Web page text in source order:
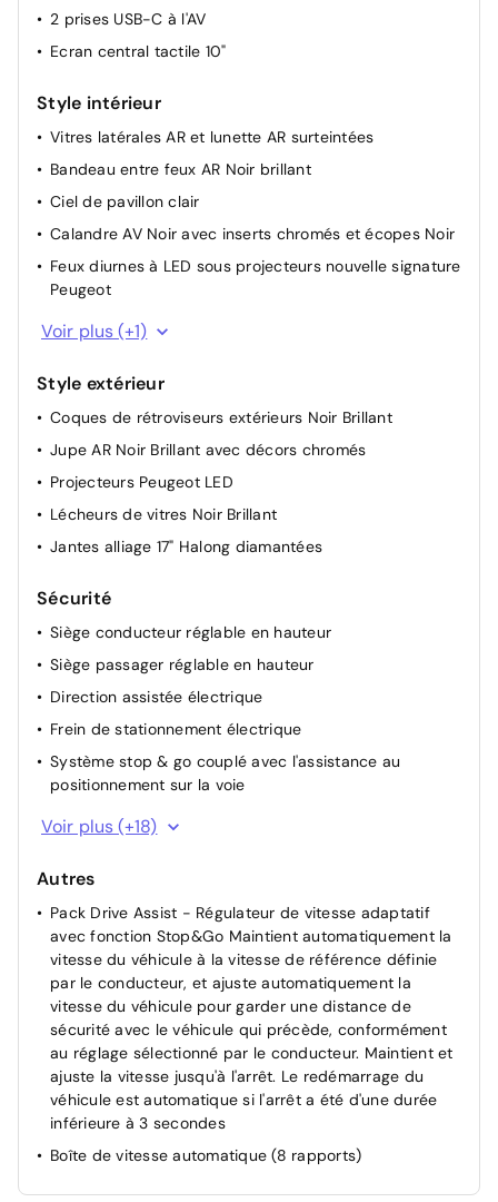
rabattables électriquement, avec répétiteurs de feux
clignotants à LED
rangement
Volant avec réglage manuel en hauteur et en
profondeur
Air conditionné automatique bi-zone
4 poignées de maintien
2 prises USB-C à l'AV
Ecran central tactile 10"
Style intérieur
Vitres latérales AR et lunette AR surteintées
Bandeau entre feux AR Noir brillant
Ciel de pavillon clair
Calandre AV Noir avec inserts chromés et écopes Noir
Feux diurnes à LED sous projecteurs nouvelle signature
Peugeot
Planche de bord avec jonc transversal peint et décor
textile Texa
Voir plus (+1)
Style extérieur
Coques de rétroviseurs extérieurs Noir Brillant
Jupe AR Noir Brillant avec décors chromés
Projecteurs Peugeot LED
Lécheurs de vitres Noir Brillant
Jantes alliage 17" Halong diamantées
Sécurité
Siège conducteur réglable en hauteur
Siège passager réglable en hauteur
Direction assistée électrique
Frein de stationnement électrique
Système stop & go couplé avec l'assistance au
positionnement sur la voie
Détection de sous gonflage
Commutation automatique des feux de route
Ceintures de sécurité AR 3 points à enrouleur (x3)
avec prétensionneurs et limiteurs d'effort aux places
latérales
Airbags frontaux conducteur et passager adaptatifs
(passager neutralisable par clé), airbags latéraux
conducteur et passager AV.airbags rideaux de tête
aux places AV/AR
Active Safety Brake (freinage automatique d'urgence)
Alerte active de franchissement involontaire de ligne et
bas côté
Voir plus (+18)
Autres
Pack Drive Assist - Régulateur de vitesse adaptatif
avec fonction Stop&Go Maintient automatiquement la
vitesse du véhicule à la vitesse de référence définie
par le conducteur, et ajuste automatiquement la
vitesse du véhicule pour garder une distance de
sécurité avec le véhicule qui précède, conformément
au réglage sélectionné par le conducteur. Maintient et
ajuste la vitesse jusqu'à l'arrêt. Le redémarrage du
véhicule est automatique si l'arrêt a été d'une durée
inférieure à 3 secondes
Boîte de vitesse automatique (8 rapports)